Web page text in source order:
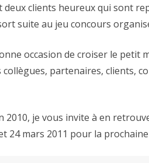
clients heureux qui sont
suite au jeu concours
occasion de croiser le petit
partenaires, clients,
2010, je vous invite à en
24 mars 2011 pour la